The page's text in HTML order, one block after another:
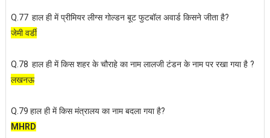
Q.77 हाल ही में प्रीमियर लीग्स गोल्डन बूट फुटबॉल अवार्ड किसने जीता है?
जेमी वर्डी
Q.78 हाल ही में किस शहर के चौराहे का नाम लालजी टंडन के नाम पर रखा गया है ?
लखनऊ
Q.79 हाल ही में किस मंत्रालय का नाम बदला गया है?
MHRD